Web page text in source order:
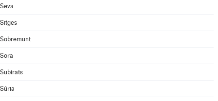
Seva
Sitges
Sobremunt
Sora
Subirats
Súria